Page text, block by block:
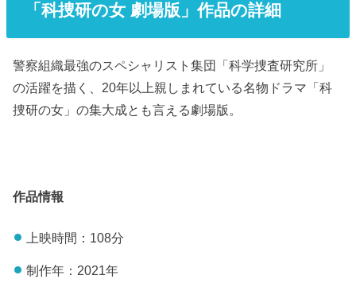
「科捜研の女 劇場版」作品の詳細
警察組織最強のスペシャリスト集団「科学捜査研究所」
の活躍を描く、20年以上親しまれている名物ドラマ「科
捜研の女」の集大成とも言える劇場版。
作品情報
上映時間：108分
制作年：2021年